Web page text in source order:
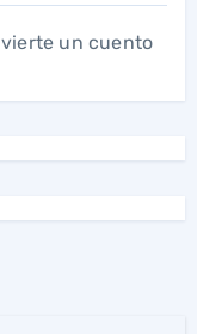
un cuento